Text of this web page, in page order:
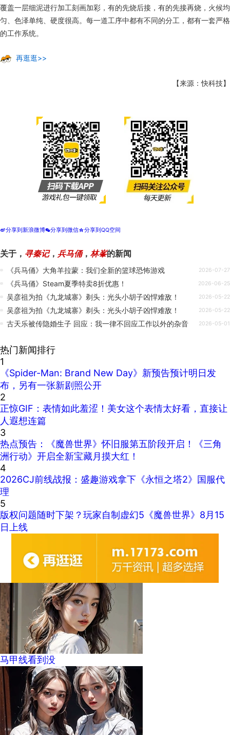
覆盖一层细泥进行加工刻画加彩，有的先烧后接，有的先接再烧，火候均
匀、色泽单纯、硬度很高。每一道工序中都有不同的分工，都有一套严格
的工作系统。
再逛逛>>
【来源：快科技】
t分享到新浪微博w分享到微信z分享到QQ空间
关于 ， 寻秦记， 兵马俑， 林峯的新闻
《兵马俑》大角羊拉蒙：我们全新的篮球恐怖游戏 2026-07-27
《兵马俑》Steam夏季特卖8折优惠！ 2026-06-25
吴彦祖为拍《九龙城寨》剃头：光头小胡子凶悍难敌！ 2026-05-22
吴彦祖为拍《九龙城寨》剃头：光头小胡子凶悍难敌！ 2026-05-22
古天乐被传隐婚生子 回应：我一律不回应工作以外的杂音 2026-05-01
热门新闻排行
1
《Spider-Man: Brand New Day》新预告预计明日发
布，另有一张新剧照公开
2
正惊GIF：表情如此羞涩！美女这个表情太好看，直接让
人遐想连篇
3
热点预告：《魔兽世界》怀旧服第五阶段开启！《三角
洲行动》开启全新宝藏月摸大红！
4
2026CJ前线战报：盛趣游戏拿下《永恒之塔2》国服代
理
5
版权问题随时下架？玩家自制虚幻5《魔兽世界》8月15
日上线
马甲线看到没